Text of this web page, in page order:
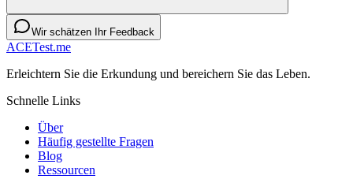
Wir schätzen Ihr Feedback
ACETest.me
Erleichtern Sie die Erkundung und bereichern Sie das Leben.
Schnelle Links
Über
Häufig gestellte Fragen
Blog
Ressourcen